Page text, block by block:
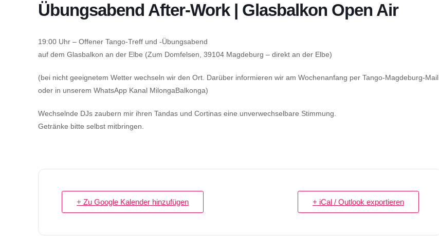
Übungsabend After-Work | Glasbalkon Open Air
19:00 Uhr – Offener Tango-Treff und -Übungsabend
auf dem Glasbalkon an der Elbe (Zum Domfelsen, 39104 Magdeburg – direkt an der Elbe)
(bei nicht geeignetem Wetter wechseln wir den Ort. Darüber informieren wir am Wochenanfang per Tango-Magdeburg-Mail
oder in unserem WhatsApp Kanal MilongaBalkonga)
Wechselnde DJs zaubern mir ihren Tandas und Cortinas eine unverwechselbare Stimmung.
Getränke bitte selbst mitbringen.
+ Zu Google Kalender hinzufügen + iCal / Outlook exportieren